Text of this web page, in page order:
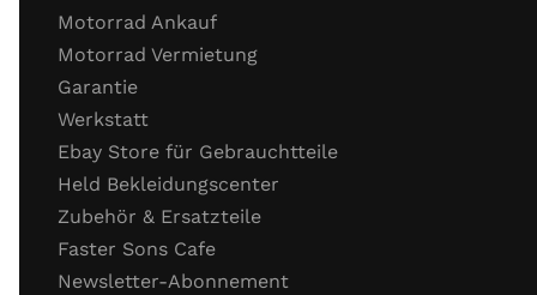
Probefahrt
Probefahrt
Verhalten Bremsen
Verhalten Beschleunigung
Funktion Getriebe
Funktion Fahrzeug­elektronik (ABS, TC)
Allgemeines ­Fahr­verhalten
Abschluss Kontrolle / Schrauben nachziehen
Motorrad Ankauf
Motorrad Vermietung
Garantie
Werkstatt
Ebay Store für Gebrauchtteile
Held Bekleidungscenter
Zubehör & Ersatzteile
Faster Sons Cafe
Newsletter-Abonnement